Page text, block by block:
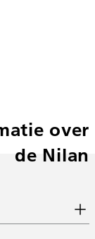
over
de Nilan